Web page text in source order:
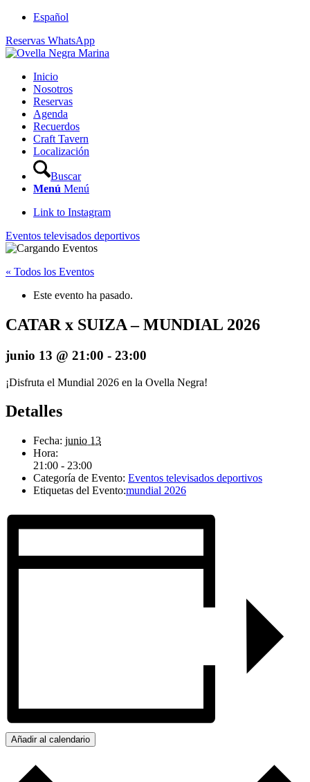
Español
Reservas WhatsApp
Inicio
Nosotros
Reservas
Agenda
Recuerdos
Craft Tavern
Localización
Buscar
Menú Menú
Link to Instagram
Eventos televisados deportivos
« Todos los Eventos
Este evento ha pasado.
CATAR x SUIZA – MUNDIAL 2026
junio 13 @ 21:00 - 23:00
¡Disfruta el Mundial 2026 en la Ovella Negra!
Detalles
Fecha: junio 13
Hora:
21:00 - 23:00
Categoría de Evento: Eventos televisados deportivos
Etiquetas del Evento:mundial 2026
Añadir al calendario